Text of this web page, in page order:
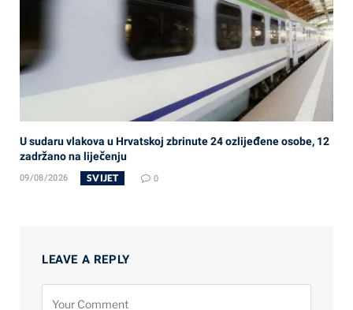
U sudaru vlakova u Hrvatskoj zbrinute 24 ozlijeđene osobe, 12
zadržano na liječenju
09/08/2026 SVIJET 0
LEAVE A REPLY